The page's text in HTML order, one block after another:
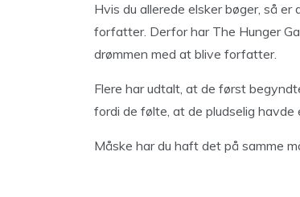
Hvis du allerede elsker bøger, så
forfatter. Derfor har The Hunger
drømmen med at blive forfatter.
Flere har udtalt, at de først
fordi de følte, at de pludselig
Måske har du haft det på samme